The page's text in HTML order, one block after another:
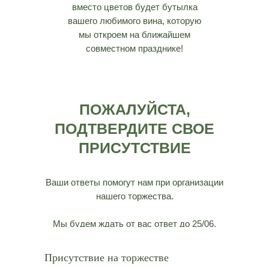
ПОЖАЛУЙСТА,
ПОДТВЕРДИТЕ СВОЕ
ПРИСУТСТВИЕ
вместо цветов будет бутылка
вашего любимого вина, которую
мы откроем на ближайшем
совместном празднике!
Ваши ответы помогут нам при организации
нашего торжества.
Мы будем ждать от вас ответ до 25/06.
Присутствие на торжестве